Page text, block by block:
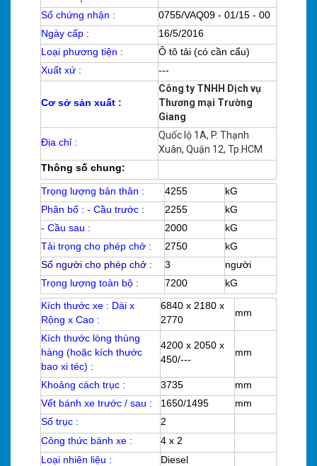
Số chứng nhận :
0755/VAQ09 - 01/15 - 00
Ngày cấp :
16/5/2016
Loại phương tiện :
Ô tô tải (có cần cẩu)
Xuất xứ :
---
Cơ sở sản xuất :
Công ty TNHH Dịch vụ
Thương mại Trường
Giang
Địa chỉ :
Quốc lộ 1A, P. Thạnh
Xuân, Quận 12, Tp.HCM
Thông số chung:
Trọng lượng bản thân : 4255
kG
Phân bố : - Cầu trước :
2255
kG
- Cầu sau :
2000
kG
Tải trọng cho phép chở :
2750
kG
Số người cho phép chở :
3
người
Trọng lượng toàn bộ :
7200
kG
Kích thước xe : Dài x
Rộng x Cao :
6840 x 2180 x
2770
mm
Kích thước lòng thùng
hàng (hoặc kích thước
bao xi téc) :
4200 x 2050 x
450/---
mm
Khoảng cách trục : 3735
mm
Vết bánh xe trước / sau :
1650/1495
mm
Số trục :
2
Công thức bánh xe :
4 x 2
Loại nhiên liệu :
Diesel